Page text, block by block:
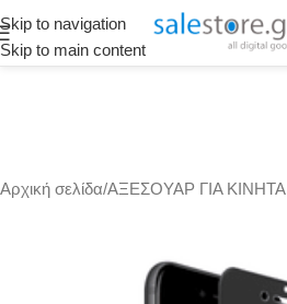
Skip to navigation
Skip to main content
Αρχική σελίδα/ΑΞΕΣΟΥΑΡ ΓΙΑ ΚΙΝΗΤΑ